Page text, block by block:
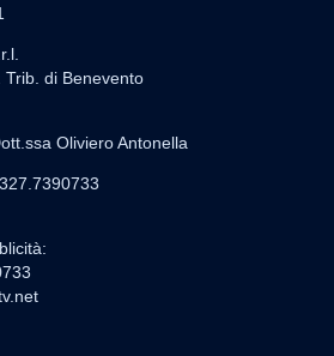
Trib. di Benevento
Oliviero Antonella